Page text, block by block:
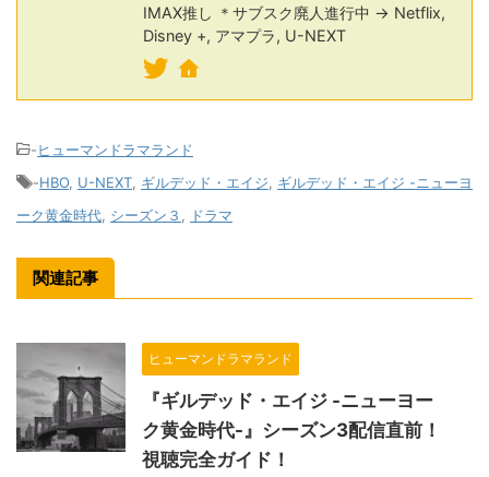
IMAX推し ＊サブスク廃人進行中 → Netflix,
Disney +, アマプラ, U-NEXT
-ヒューマンドラマランド
-HBO U-NEXT ギルデッド・エイジ
ギルデッド・エイジ -ニューヨ
ーク黄金時代 シーズン３ ドラマ
関連記事
ヒューマンドラマランド
『ギルデッド・エイジ -ニューヨー
ク黄金時代-』シーズン3配信直前！
視聴完全ガイド！